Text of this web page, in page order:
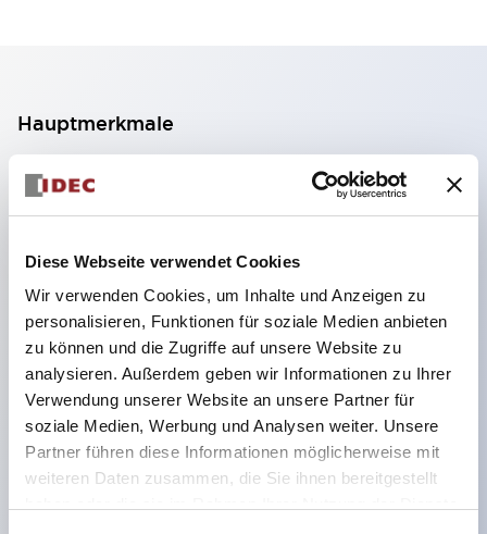
Diese Webseite verwendet Cookies
Wir verwenden Cookies, um Inhalte und Anzeigen zu
personalisieren, Funktionen für soziale Medien anbieten
zu können und die Zugriffe auf unsere Website zu
analysieren. Außerdem geben wir Informationen zu Ihrer
Verwendung unserer Website an unsere Partner für
soziale Medien, Werbung und Analysen weiter. Unsere
Partner führen diese Informationen möglicherweise mit
weiteren Daten zusammen, die Sie ihnen bereitgestellt
Hauptmerkmale
Geeignet für ein breites Anwendungsspektrum
von der Konsumelektronik bis zum FA-Bereich
Schutzarten IP40 und IP65 vollständig verfügbar
(IEC 60529)
UL- und CSA-zertifiziert. Entspricht EN (Europa)
Normen. CCC-zertifiziert (außer Anzeigeleuchten).
Mit speziellem Zubehör leicht auf Φ22 Flash-
Silhouette umstellbar